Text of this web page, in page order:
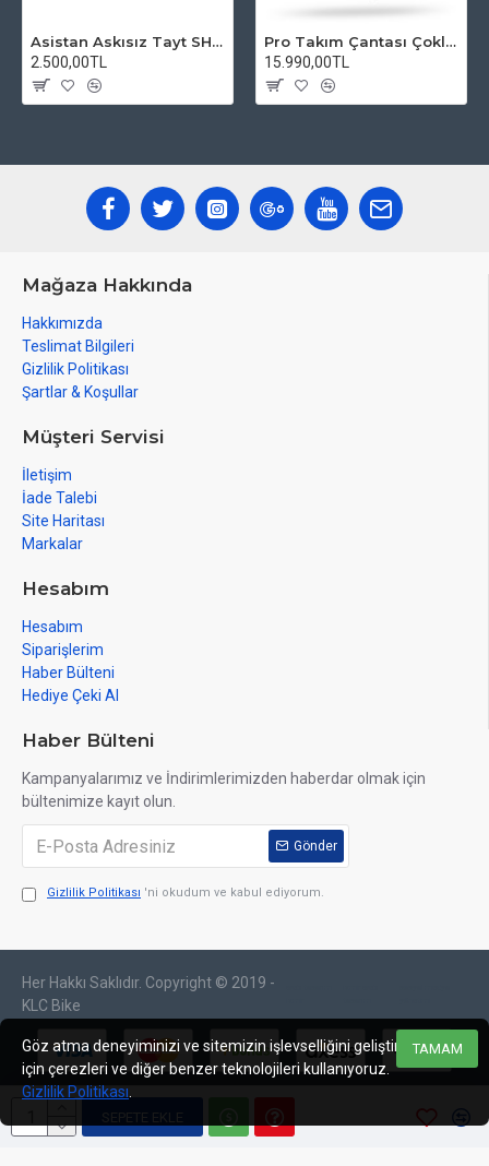
SEPETE EKLE
Asistan Askısız Tayt SH20 Pedli Siyah
2.500,00TL
Pro Takım Çantası Çoklu Tamir Seti
15.990,00TL
Mağaza Hakkında
Hakkımızda
Teslimat Bilgileri
Gizlilik Politikası
Şartlar & Koşullar
Müşteri Servisi
İletişim
İade Talebi
Site Haritası
Markalar
Hesabım
Hesabım
Siparişlerim
Haber Bülteni
Hediye Çeki Al
Haber Bülteni
Kampanyalarımız ve İndirimlerimizden haberdar olmak için
bültenimize kayıt olun.
Gönder
Gizlilik Politikası 'ni okudum ve kabul ediyorum.
Her Hakkı Saklıdır. Copyright © 2019 -
KLC Bike
TAMAM
Göz atma deneyiminizi ve sitemizin işlevselliğini geliştirmek
için çerezleri ve diğer benzer teknolojileri kullanıyoruz.
Gizlilik Politikası